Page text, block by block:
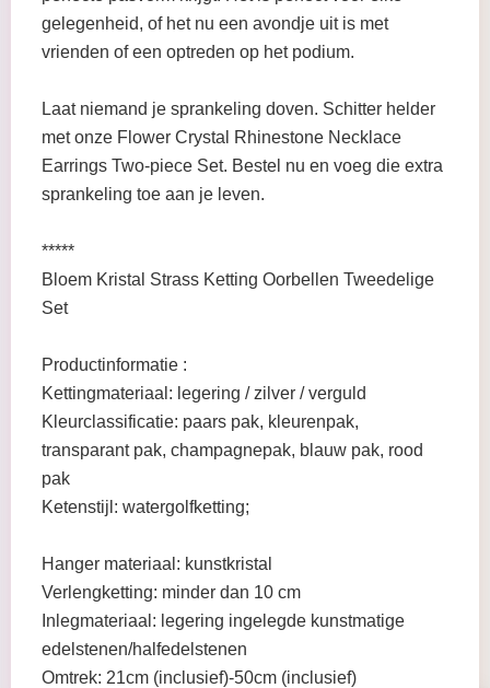
gelegenheid, of het nu een avondje uit is met
vrienden of een optreden op het podium.
Laat niemand je sprankeling doven. Schitter helder
met onze Flower Crystal Rhinestone Necklace
Earrings Two-piece Set. Bestel nu en voeg die extra
sprankeling toe aan je leven.
*****
Bloem Kristal Strass Ketting Oorbellen Tweedelige
Set
Productinformatie :
Kettingmateriaal: legering / zilver / verguld
Kleurclassificatie: paars pak, kleurenpak,
transparant pak, champagnepak, blauw pak, rood
pak
Ketenstijl: watergolfketting;
Hanger materiaal: kunstkristal
Verlengketting: minder dan 10 cm
Inlegmateriaal: legering ingelegde kunstmatige
edelstenen/halfedelstenen
Omtrek: 21cm (inclusief)-50cm (inclusief)